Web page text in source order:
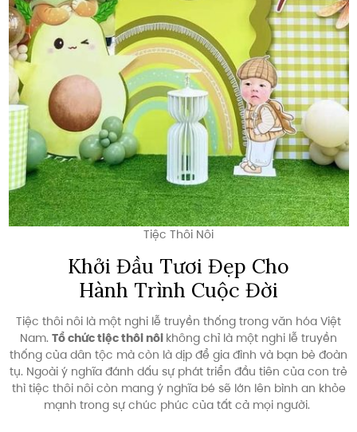
Tiệc Thôi Nôi
Khởi Đầu Tươi Đẹp Cho
Hành Trình Cuộc Đời
Tiệc thôi nôi là một nghi lễ truyền thống trong văn hóa Việt
Nam. Tổ chức tiệc thôi nôi không chỉ là một nghi lễ truyền
thống của dân tộc mà còn là dịp để gia đình và bạn bè đoàn
tụ. Ngoài ý nghĩa đánh dấu sự phát triển đầu tiên của con trẻ
thì tiệc thôi nôi còn mang ý nghĩa bé sẽ lớn lên bình an khỏe
mạnh trong sự chúc phúc của tất cả mọi người.